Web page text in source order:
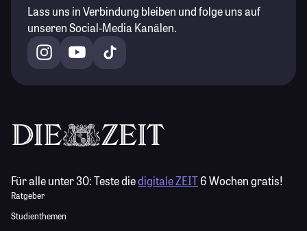
Lass uns in Verbindung bleiben und folge uns auf
unseren Social-Media Kanälen.
Für alle unter 30:Teste diedigitale ZEIT6 Wochen gratis!
Ratgeber
Studienthemen